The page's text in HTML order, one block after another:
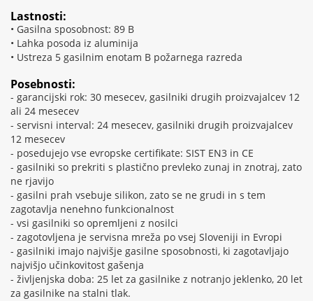
Lastnosti:
• Gasilna sposobnost: 89 B
• Lahka posoda iz aluminija
• Ustreza 5 gasilnim enotam B požarnega razreda
Posebnosti:
- garancijski rok: 30 mesecev, gasilniki drugih proizvajalcev 12
ali 24 mesecev
- servisni interval: 24 mesecev, gasilniki drugih proizvajalcev
12 mesecev
- posedujejo vse evropske certifikate: SIST EN3 in CE
- gasilniki so prekriti s plastično prevleko zunaj in znotraj, zato
ne rjavijo
- gasilni prah vsebuje silikon, zato se ne grudi in s tem
zagotavlja nenehno funkcionalnost
- vsi gasilniki so opremljeni z nosilci
- zagotovljena je servisna mreža po vsej Sloveniji in Evropi
- gasilniki imajo najvišje gasilne sposobnosti, ki zagotavljajo
najvišjo učinkovitost gašenja
- življenjska doba: 25 let za gasilnike z notranjo jeklenko, 20 let
za gasilnike na stalni tlak.